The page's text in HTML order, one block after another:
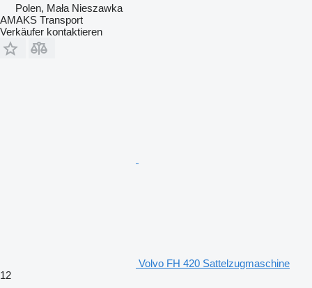
Polen, Mała Nieszawka
AMAKS Transport
Verkäufer kontaktieren
Volvo FH 420 Sattelzugmaschine
12